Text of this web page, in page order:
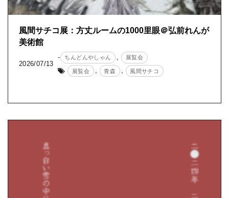
風間サチコ展：方丈ルームの1000里眼＠弘前れんが
美術館
2026/07/13
- ちんどんやしゃん , 展覧会
展覧会 , 青森 , 風間サチコ